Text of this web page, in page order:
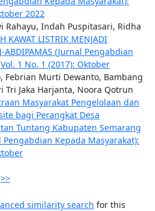
2022
Rahayu, Indah Puspitasari, Ridha
KAWAT LISTRIK MENJADI
J-ABDIPAMAS (Jurnal Pengabdian
1 No. 1 (2017): Oktober
Febrian Murti Dewanto, Bambang
Tri Jaka Harjanta, Noora Qotrun
Masyarakat Pengelolaan dan
bagi Perangkat Desa
Tuntang Kabupaten Semarang
Pengabdian Kepada Masyarakat):
>>
similarity search for this